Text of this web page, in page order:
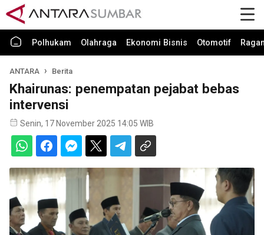
Polhukam Olahraga Ekonomi Bisnis Otomotif
ANTARA Berita
Khairunas: penempatan pejabat bebas
intervensi
Senin, 17 November 2025 14:05 WIB